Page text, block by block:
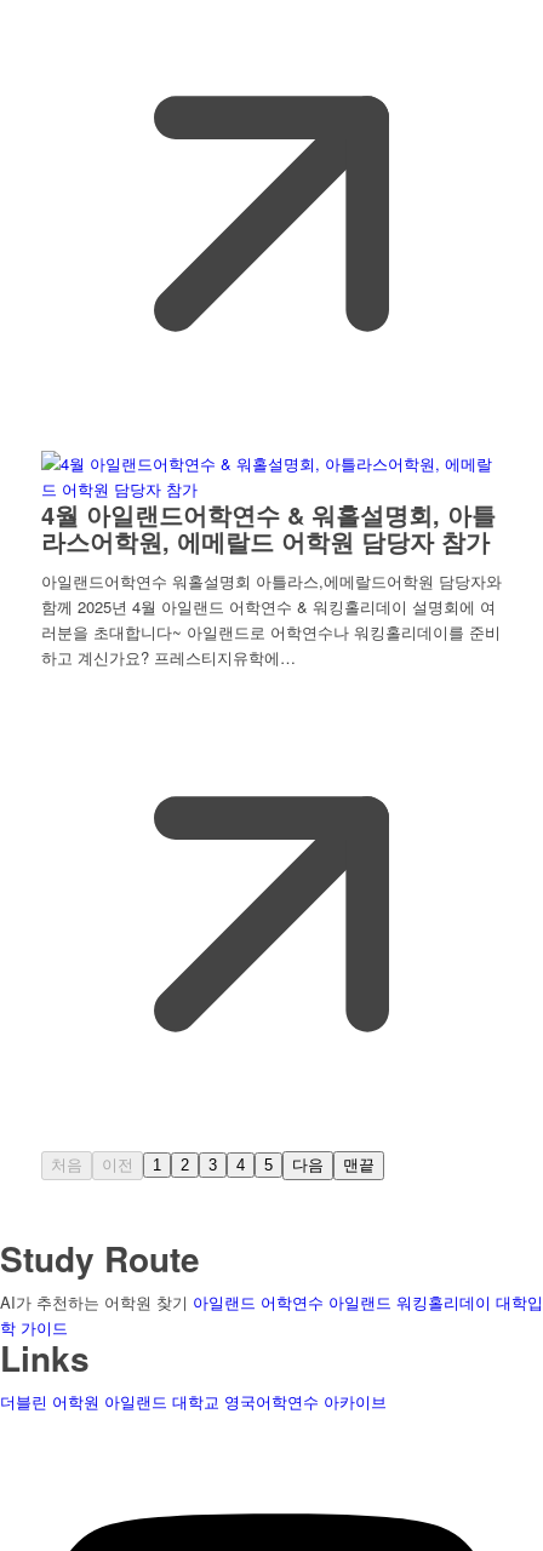
4월 아일랜드어학연수 & 워홀설명회, 아틀
라스어학원, 에메랄드 어학원 담당자 참가
아일랜드어학연수 워홀설명회 아틀라스,에메랄드어학원 담당자와
함께 2025년 4월 아일랜드 어학연수 & 워킹홀리데이 설명회에 여
러분을 초대합니다~ 아일랜드로 어학연수나 워킹홀리데이를 준비
하고 계신가요? 프레스티지유학에…
처음 이전 1 2 3 4 5 다음 맨끝
Study Route
AI가 추천하는 어학원 찾기 아일랜드 어학연수 아일랜드 워킹홀리데이 대학입
학 가이드
Links
더블린 어학원 아일랜드 대학교 영국어학연수 아카이브